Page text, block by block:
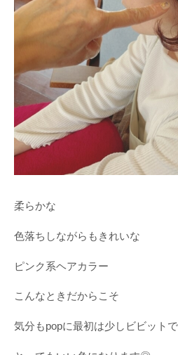
柔らかな
色落ちしながらもきれいな
ピンク系ヘアカラー
こんなときだからこそ
気分もpopに最初は少しビビット